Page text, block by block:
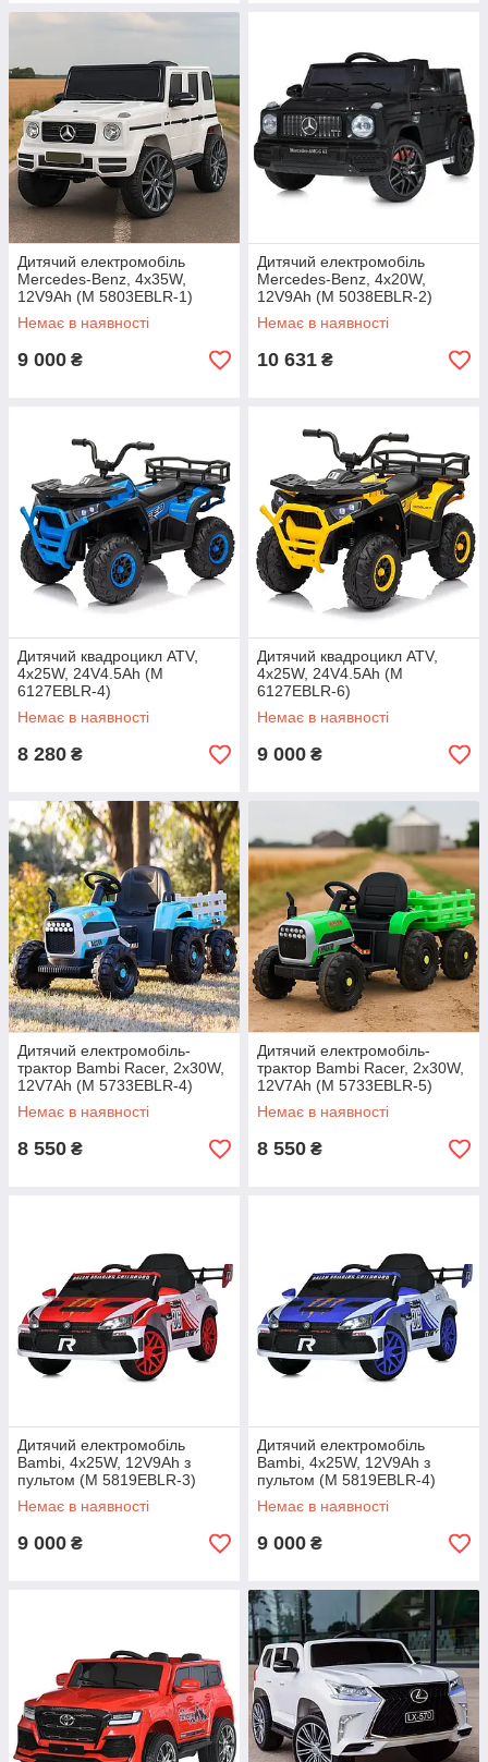
Дитячий електромобіль
Mercedes-Benz, 4х35W,
12V9Ah (M 5803EBLR-1)
Немає в наявності
9 000 ₴
Дитячий електромобіль
Mercedes-Benz, 4х20W,
12V9Ah (M 5038EBLR-2)
Немає в наявності
10 631 ₴
Дитячий квадроцикл ATV,
4х25W, 24V4.5Ah (M
6127EBLR-4)
Немає в наявності
8 280 ₴
Дитячий квадроцикл ATV,
4х25W, 24V4.5Ah (M
6127EBLR-6)
Немає в наявності
9 000 ₴
Дитячий електромобіль-
трактор Bambi Racer, 2х30W,
12V7Ah (M 5733EBLR-4)
Немає в наявності
8 550 ₴
Дитячий електромобіль-
трактор Bambi Racer, 2х30W,
12V7Ah (M 5733EBLR-5)
Немає в наявності
8 550 ₴
Дитячий електромобіль
Bambi, 4x25W, 12V9Ah з
пультом (M 5819EBLR-3)
Немає в наявності
9 000 ₴
Дитячий електромобіль
Bambi, 4x25W, 12V9Ah з
пультом (M 5819EBLR-4)
Немає в наявності
9 000 ₴